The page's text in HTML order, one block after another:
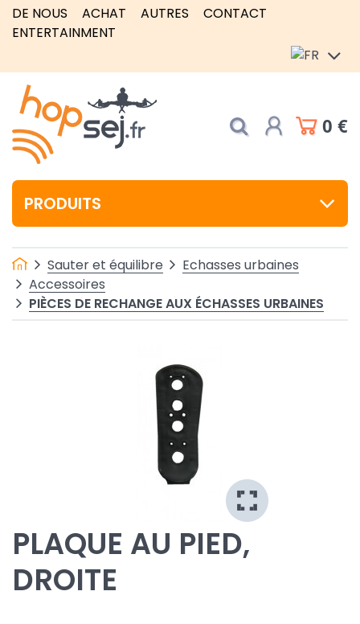
DE NOUS ACHAT AUTRES
CONTACT
ENTERTAINMENT
0 €
PRODUITS
Sauter et équilibre
Echasses urbaines
Accessoires
PIÈCES DE RECHANGE AUX ÉCHASSES URBAINES
PLAQUE AU PIED,
DROITE